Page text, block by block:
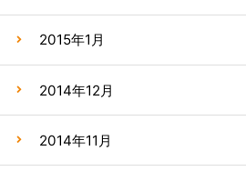
2015年1月
2014年12月
2014年11月